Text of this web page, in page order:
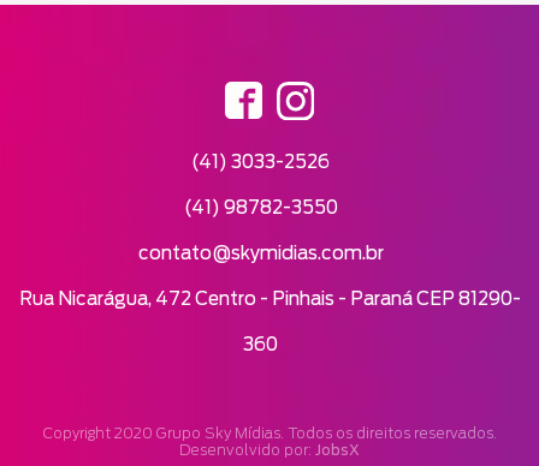
(41) 3033-2526
(41) 98782-3550
contato@skymidias.com.br
Rua Nicarágua, 472 Centro - Pinhais - Paraná CEP 81290-
360
Copyright 2020 Grupo Sky Mídias. Todos os direitos reservados.
Desenvolvido por: JobsX